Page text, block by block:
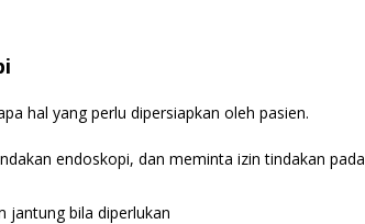
hal yang perlu dipersiapkan oleh pasien.
endoskopi, dan meminta izin tindakan pada
jantung bila diperlukan